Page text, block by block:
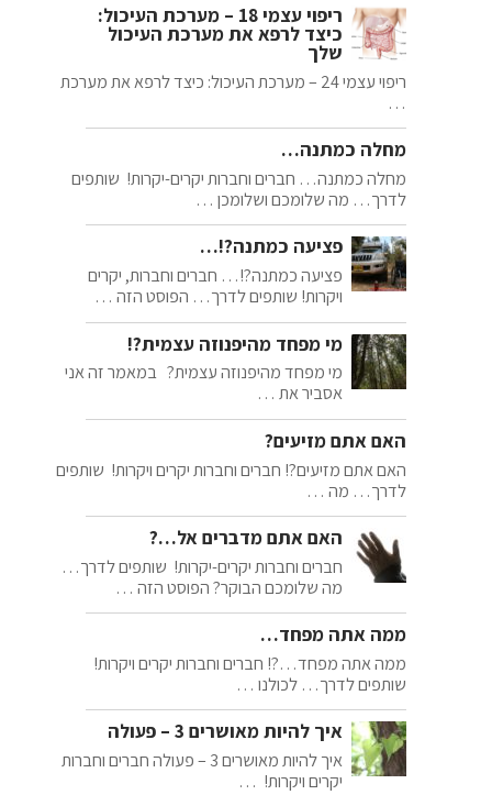
ריפוי עצמי 18 – מערכת העיכול:
כיצד לרפא את מערכת העיכול
שלך
ריפוי עצמי 24 – מערכת העיכול: כיצד לרפא את מערכת
…
מחלה כמתנה…
מחלה כמתנה… חברים וחברות יקרים-יקרות! שותפים
לדרך… מה שלומכם ושלומכן …
פציעה כמתנה?!…
פציעה כמתנה?!… חברים וחברות, יקרים
ויקרות! שותפים לדרך… הפוסט הזה …
מי מפחד מהיפנוזה עצמית?!
מי מפחד מהיפנוזה עצמית? במאמר זה אני
אסביר את …
האם אתם מזיעים?
האם אתם מזיעים?! חברים וחברות יקרים ויקרות! שותפים
לדרך… מה …
האם אתם מדברים אל…?
חברים וחברות יקרים-יקרות! שותפים לדרך…
מה שלומכם הבוקר? הפוסט הזה …
ממה אתה מפחד…
ממה אתה מפחד…?! חברים וחברות יקרים ויקרות!
שותפים לדרך… לכולנו …
איך להיות מאושרים 3 – פעולה
איך להיות מאושרים 3 – פעולה חברים וחברות
יקרים ויקרות! …